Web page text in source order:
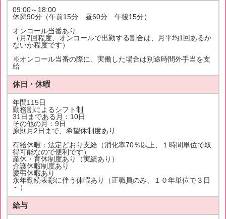
09:00～18:00
休憩90分（午前15分 昼60分 午後15分）
オンコール当番あり
（月7回程度、オンコールで出勤する割合は、月平均1回あるか
ないか程度です）
※オンコール当番の際に、実働した場合は別途時間外手当を支
給
休日・休暇
年間115日
勤務割によるシフト制
31日まである月：10日
その他の月：9日
原則月2日まで、希望休制度あり
有給休暇：法定どおり支給（消化率70％以上、１時間単位で取
得可能なので便利です）
産休・育休制度あり（実績あり）
介護休暇制度あり
慶弔休暇あり
永年勤続表彰に伴う休暇あり（正職員のみ、１０年単位で３日
～）
給与